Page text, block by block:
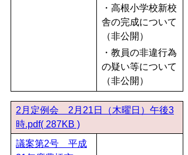
・高根小学校新校
舎の完成について
（非公開）
・教員の非違行為
の疑い等について
（非公開）
2月定例会 2月21日（木曜日）午後3
時.pdf( 287KB )
議案第2号 平成